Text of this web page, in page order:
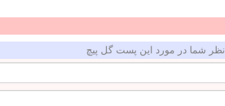
نظر شما در مورد این پست گل پیچ